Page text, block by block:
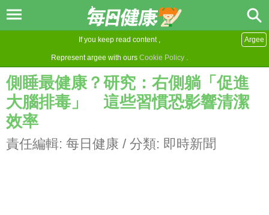
If you keep read content ,
Represent argee with ours Cookie Policy .
Argee
側睡最健康？研究：右側躺「促進
大腦排毒」 這些習慣恐影響清潔
效率
責任編輯: 每日健康 / 分類: 即時新聞